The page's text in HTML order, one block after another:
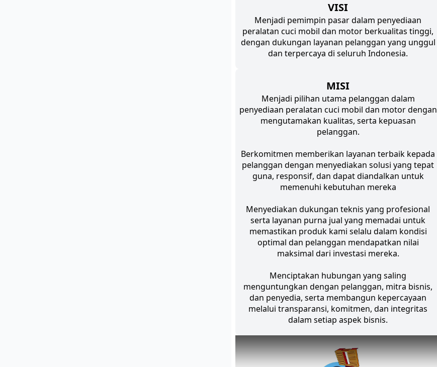
VISI
Menjadi pemimpin pasar dalam penyediaan
peralatan cuci mobil dan motor berkualitas tinggi,
dengan dukungan layanan pelanggan yang unggul
dan terpercaya di seluruh Indonesia.
MISI
Menjadi pilihan utama pelanggan dalam
penyediaan peralatan cuci mobil dan motor dengan
mengutamakan kualitas, serta kepuasan
pelanggan.
Berkomitmen memberikan layanan terbaik kepada
pelanggan dengan menyediakan solusi yang tepat
guna, responsif, dan dapat diandalkan untuk
memenuhi kebutuhan mereka
Menyediakan dukungan teknis yang profesional
serta layanan purna jual yang memadai untuk
memastikan produk kami selalu dalam kondisi
optimal dan pelanggan mendapatkan nilai
maksimal dari investasi mereka.
Menciptakan hubungan yang saling
menguntungkan dengan pelanggan, mitra bisnis,
dan penyedia, serta membangun kepercayaan
melalui transparansi, komitmen, dan integritas
dalam setiap aspek bisnis.